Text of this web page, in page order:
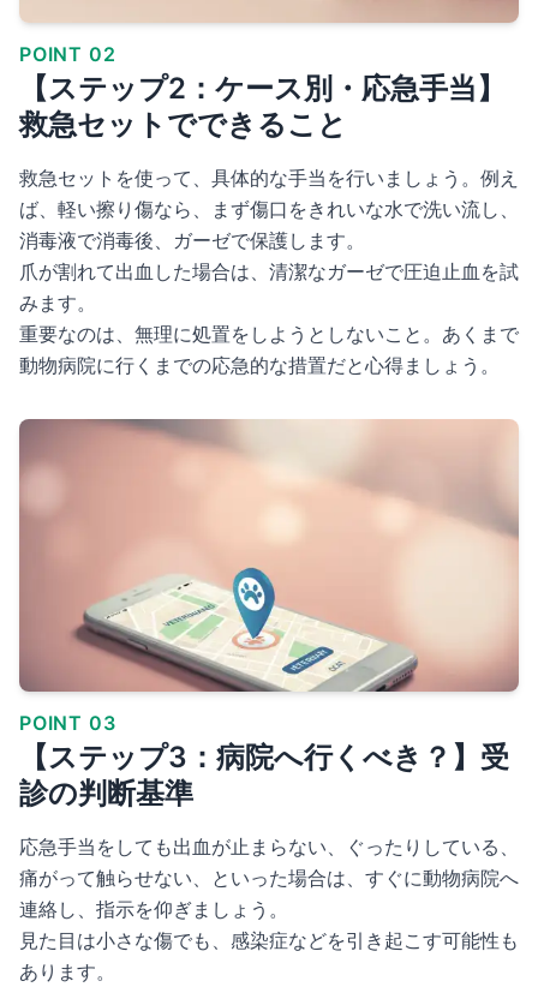
POINT 02
【ステップ2：ケース別・応急手当】
救急セットでできること
救急セットを使って、具体的な手当を行いましょう。例え
ば、軽い擦り傷なら、まず傷口をきれいな水で洗い流し、
消毒液で消毒後、ガーゼで保護します。
爪が割れて出血した場合は、清潔なガーゼで圧迫止血を試
みます。
重要なのは、無理に処置をしようとしないこと。あくまで
動物病院に行くまでの応急的な措置だと心得ましょう。
POINT 03
【ステップ3：病院へ行くべき？】受
診の判断基準
応急手当をしても出血が止まらない、ぐったりしている、
痛がって触らせない、といった場合は、すぐに動物病院へ
連絡し、指示を仰ぎましょう。
見た目は小さな傷でも、感染症などを引き起こす可能性も
あります。